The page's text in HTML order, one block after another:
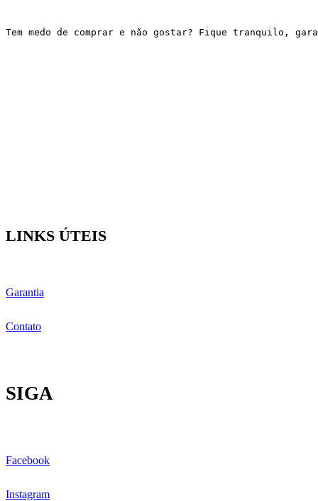
Tem medo de comprar e não gostar? Fique tranquilo,
LINKS ÚTEIS
Garantia
Contato
SIGA
Facebook
Instagram